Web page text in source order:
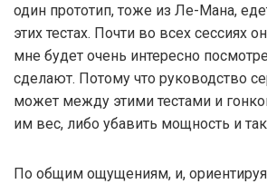
один прототип, тоже из Ле-Мана,
этих тестах. Почти во всех сессиях
мне будет очень интересно
сделают. Потому что руководство
может между этими тестами и
им вес, либо убавить мощность и
По общим ощущениям, и,